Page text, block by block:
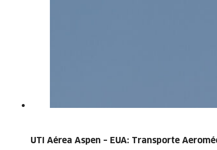
UTI Aérea Aspen – EUA: Transporte